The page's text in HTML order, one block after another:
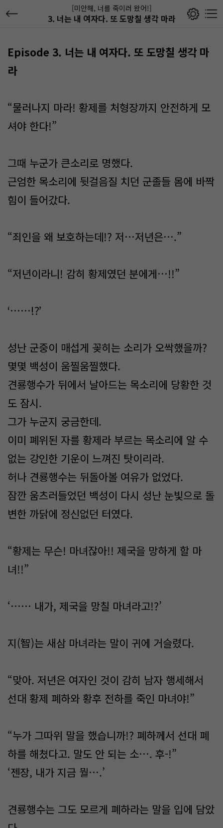
[미안해, 너를 죽이러 왔어!]
3. 너는 내 여자다. 또 도망칠 생각 마라
Episode 3. 너는 내 여자다. 또 도망칠 생각 마
라
“물러나지 마라! 황제를 처형장까지 안전하게 모
셔야 한다!”
그때 누군가 큰소리로 명했다.
근엄한 목소리에 뒷걸음질 치던 군졸들 몸에 바짝
힘이 들어갔다.
“죄인을 왜 보호하는데!? 저…저년은….”
“저년이라니! 감히 황제였던 분에게…!!”
‘……!?’
성난 군중이 매섭게 꽂히는 소리가 오싹했을까?
몇몇 백성이 움찔움찔했다.
견룡행수가 뒤에서 날아드는 목소리에 당황한 것
도 잠시.
그가 누군지 궁금한데.
이미 폐위된 자를 황제라 부르는 목소리에 알 수
없는 강인한 기운이 느껴진 탓이리라.
허나 견룡행수는 뒤돌아볼 여유가 없었다.
잠깐 움츠러들었던 백성이 다시 성난 눈빛으로 돌
변한 까닭에 정신없던 터였다.
“황제는 무슨! 마녀잖아!! 제국을 망하게 할 마
녀!!”
‘…… 내가, 제국을 망칠 마녀라고!?’
지(智)는 새삼 마녀라는 말이 귀에 거슬렸다.
“맞아. 저년은 여자인 것이 감히 남자 행세해서
선대 황제 폐하와 황후 전하를 죽인 마녀야!”
“누가 그따위 말을 했습니까!? 폐하께서 선대 폐
하를 해쳤다고. 말도 안 되는 소…. 후-!”
‘젠장, 내가 지금 뭘….’
견룡행수는 그도 모르게 폐하라는 말을 입에 담았